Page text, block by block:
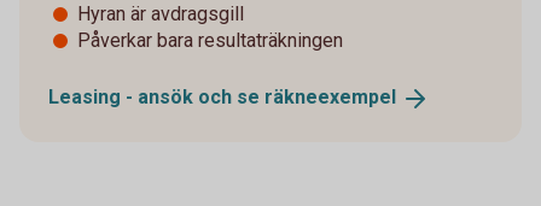
Hyran är avdragsgill
Påverkar bara resultaträkningen
Leasing - ansök och se räkneexempel